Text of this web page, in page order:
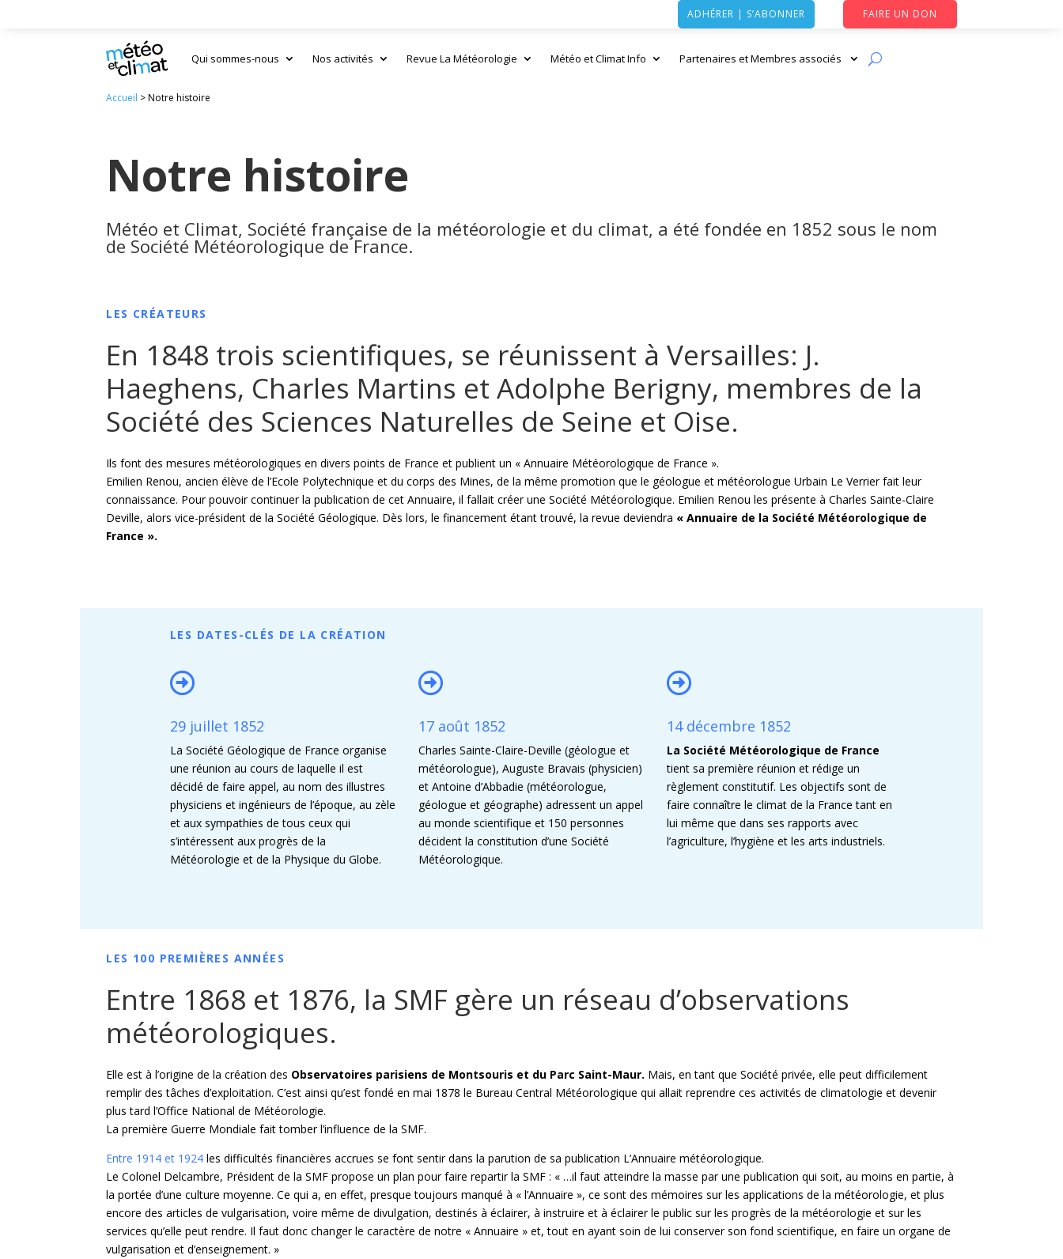
ADHÉRER | S’ABONNER FAIRE UN DON
Qui sommes-nous Nos activités Revue La Météorologie Météo et Climat Info Partenaires et Membres associés
Accueil >Notre histoire
Notre histoire
Météo et Climat, Société française de la météorologie et du climat, a été fondée en 1852 sous le nom
de Société Météorologique de France.
LES CRÉATEURS
En 1848 trois scientifiques, se réunissent à Versailles: J.
Haeghens, Charles Martins et Adolphe Berigny, membres de la
Société des Sciences Naturelles de Seine et Oise.
Ils font des mesures météorologiques en divers points de France et publient un « Annuaire Météorologique de France ».
Emilien Renou, ancien élève de l’Ecole Polytechnique et du corps des Mines, de la même promotion que le géologue et météorologue Urbain Le Verrier fait leur
connaissance. Pour pouvoir continuer la publication de cet Annuaire, il fallait créer une Société Météorologique. Emilien Renou les présente à Charles Sainte-Claire
Deville, alors vice-président de la Société Géologique. Dès lors, le financement étant trouvé, la revue deviendra « Annuaire de la Société Météorologique de
France ».
LES DATES-CLÉS DE LA CRÉATION

29 juillet 1852
La Société Géologique de France organise
une réunion au cours de laquelle il est
décidé de faire appel, au nom des illustres
physiciens et ingénieurs de l’époque, au zèle
et aux sympathies de tous ceux qui
s’intéressent aux progrès de la
Météorologie et de la Physique du Globe.

17 août 1852
Charles Sainte-Claire-Deville (géologue et
météorologue), Auguste Bravais (physicien)
et Antoine d’Abbadie (météorologue,
géologue et géographe) adressent un appel
au monde scientifique et 150 personnes
décident la constitution d’une Société
Météorologique.

14 décembre 1852
La Société Météorologique de France
tient sa première réunion et rédige un
règlement constitutif. Les objectifs sont de
faire connaître le climat de la France tant en
lui même que dans ses rapports avec
l’agriculture, l’hygiène et les arts industriels.
LES 100 PREMIÈRES ANNÉES
Entre 1868 et 1876, la SMF gère un réseau d’observations
météorologiques.
Elle est à l’origine de la création des Observatoires parisiens de Montsouris et du Parc Saint-Maur. Mais, en tant que Société privée, elle peut difficilement
remplir des tâches d’exploitation. C’est ainsi qu’est fondé en mai 1878 le Bureau Central Météorologique qui allait reprendre ces activités de climatologie et devenir
plus tard l’Office National de Météorologie.
La première Guerre Mondiale fait tomber l’influence de la SMF.
Entre 1914 et 1924 les difficultés financières accrues se font sentir dans la parution de sa publication L’Annuaire météorologique.
Le Colonel Delcambre, Président de la SMF propose un plan pour faire repartir la SMF : « …il faut atteindre la masse par une publication qui soit, au moins en partie, à
la portée d’une culture moyenne. Ce qui a, en effet, presque toujours manqué à « l’Annuaire », ce sont des mémoires sur les applications de la météorologie, et plus
encore des articles de vulgarisation, voire même de divulgation, destinés à éclairer, à instruire et à éclairer le public sur les progrès de la météorologie et sur les
services qu’elle peut rendre. Il faut donc changer le caractère de notre « Annuaire » et, tout en ayant soin de lui conserver son fond scientifique, en faire un organe de
vulgarisation et d’enseignement. »